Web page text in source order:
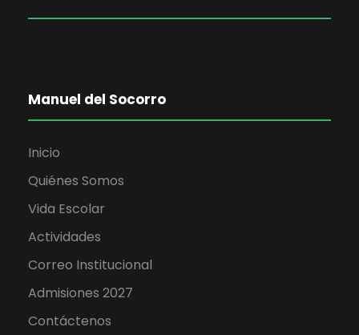
Manuel del Socorro
Inicio
Quiénes Somos
Vida Escolar
Actividades
Correo Institucional
Admisiones 2027
Contáctenos